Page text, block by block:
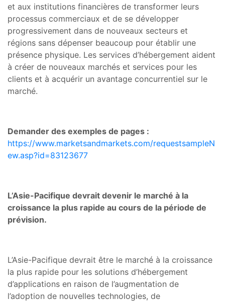
et aux institutions financières de transformer leurs
processus commerciaux et de se développer
progressivement dans de nouveaux secteurs et
régions sans dépenser beaucoup pour établir une
présence physique. Les services d’hébergement aident
à créer de nouveaux marchés et services pour les
clients et à acquérir un avantage concurrentiel sur le
marché.
Demander des exemples de pages :
https://www.marketsandmarkets.com/requestsampleN
ew.asp?id=83123677
L’Asie-Pacifique devrait devenir le marché à la
croissance la plus rapide au cours de la période de
prévision.
L’Asie-Pacifique devrait être le marché à la croissance
la plus rapide pour les solutions d’hébergement
d’applications en raison de l’augmentation de
l’adoption de nouvelles technologies, de